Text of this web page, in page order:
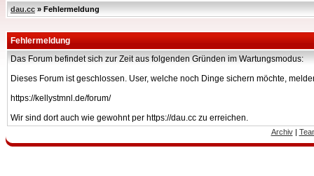
dau.cc » Fehlermeldung
Fehlermeldung
Das Forum befindet sich zur Zeit aus folgenden Gründen im Wartungsmodus:
Dieses Forum ist geschlossen. User, welche noch Dinge sichern möchte,
https://kellystmnl.de/forum/
Wir sind dort auch wie gewohnt per https://dau.cc zu erreichen.
Archiv|